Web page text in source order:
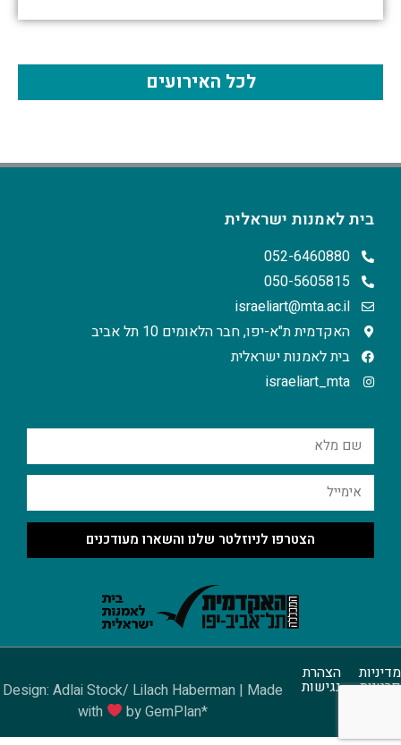
לכל האירועים
בית לאמנות ישראלית
052-6460880
050-5605815
israeliart@mta.ac.il
האקדמית ת"א-יפו, חבר הלאומים 10 תל אביב
בית לאמנות ישראלית
israeliart_mta
הצטרפו לניוזלטר שלנו והשארו מעודכנים
מדיניות
פרטיות
הצהרת
נגישות
Design: Adlai Stock/ Lilach Haberman | Made
with
by GemPlan*